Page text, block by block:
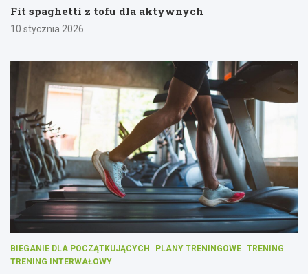
Fit spaghetti z tofu dla aktywnych
10 stycznia 2026
BIEGANIE DLA POCZĄTKUJĄCYCH PLANY TRENINGOWE TRENING
TRENING INTERWAŁOWY